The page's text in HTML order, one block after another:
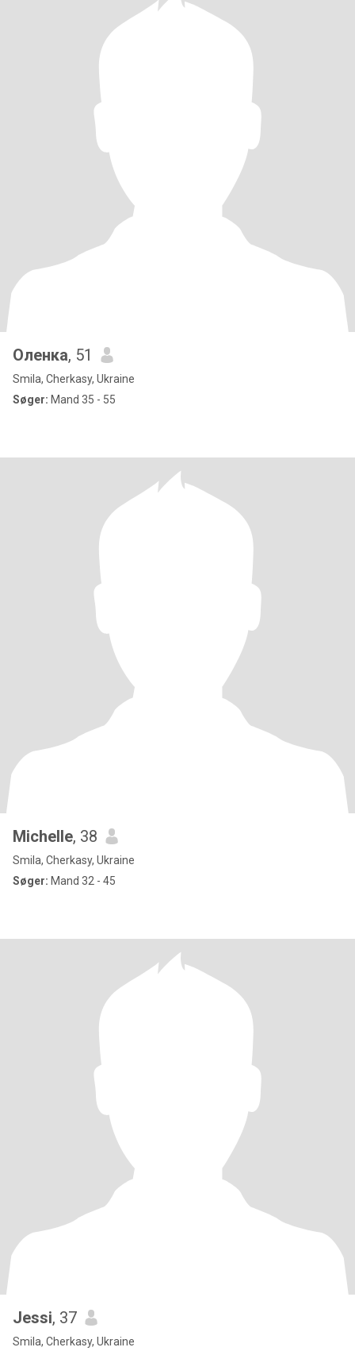
Оленка, 51
Smila, Cherkasy, Ukraine
Søger: Mand 35 - 55
Michelle, 38
Smila, Cherkasy, Ukraine
Søger: Mand 32 - 45
Jessi, 37
Smila, Cherkasy, Ukraine